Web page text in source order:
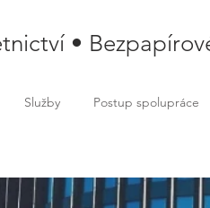
•
Služby Postup spolupráce